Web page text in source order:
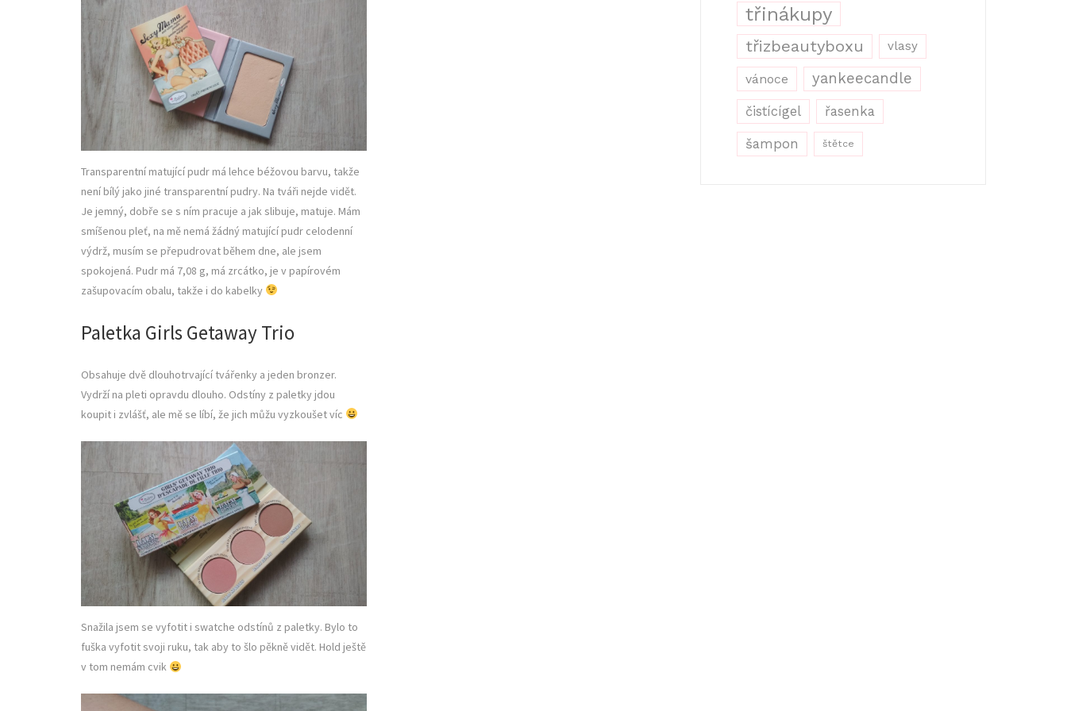
Transparentní matující pudr má lehce béžovou barvu, takže
není bílý jako jiné transparentní pudry. Na tváři nejde vidět.
Je jemný, dobře se s ním pracuje a jak slibuje, matuje. Mám
smíšenou pleť, na mě nemá žádný matující pudr celodenní
výdrž, musím se přepudrovat během dne, ale jsem
spokojená. Pudr má 7,08 g, má zrcátko, je v papírovém
zašupovacím obalu, takže i do kabelky
Paletka Girls Getaway Trio
Obsahuje dvě dlouhotrvající tvářenky a jeden bronzer.
Vydrží na pleti opravdu dlouho. Odstíny z paletky jdou
koupit i zvlášť, ale mě se líbí, že jich můžu vyzkoušet víc
Snažila jsem se vyfotit i swatche odstínů z paletky. Bylo to
fuška vyfotit svoji ruku, tak aby to šlo pěkně vidět. Hold ještě
v tom nemám cvik
třinákupy
třizbeautyboxu vlasy
vánoce yankeecandle
čistícígel řasenka
šampon štětce